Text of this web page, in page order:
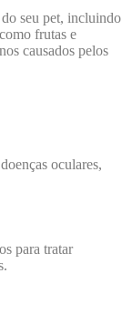
do seu pet, incluindo
frutas e
causados pelos
oculares,
para tratar